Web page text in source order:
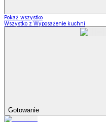
Pokaż wszystko
Wszystko z Wyposażenie kuchni
Gotowanie